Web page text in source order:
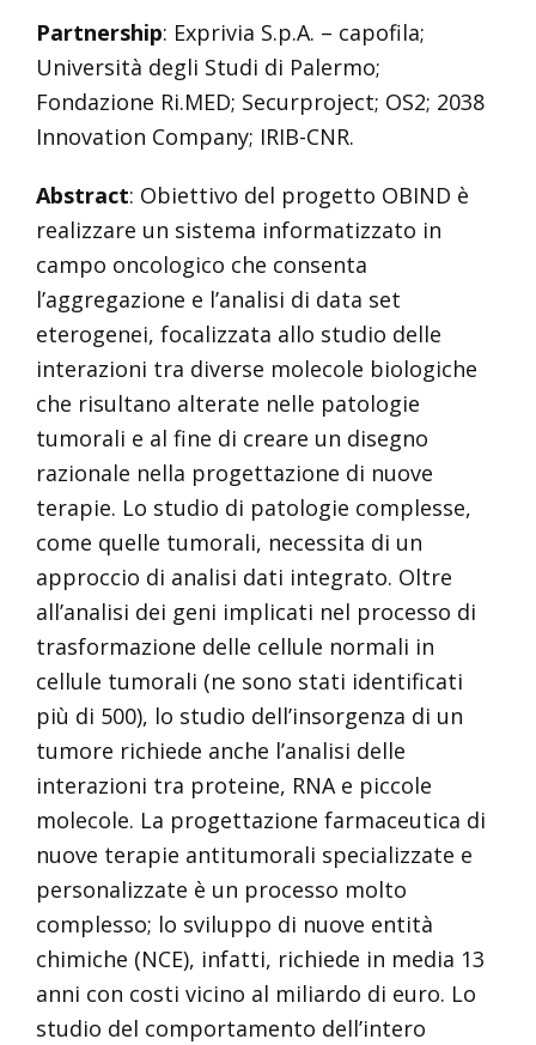
Partnership: Exprivia S.p.A. – capofila;
Università degli Studi di Palermo;
Fondazione Ri.MED; Securproject; OS2; 2038
Innovation Company; IRIB-CNR.
Abstract: Obiettivo del progetto OBIND è
realizzare un sistema informatizzato in
campo oncologico che consenta
l’aggregazione e l’analisi di data set
eterogenei, focalizzata allo studio delle
interazioni tra diverse molecole biologiche
che risultano alterate nelle patologie
tumorali e al fine di creare un disegno
razionale nella progettazione di nuove
terapie. Lo studio di patologie complesse,
come quelle tumorali, necessita di un
approccio di analisi dati integrato. Oltre
all’analisi dei geni implicati nel processo di
trasformazione delle cellule normali in
cellule tumorali (ne sono stati identificati
più di 500), lo studio dell’insorgenza di un
tumore richiede anche l’analisi delle
interazioni tra proteine, RNA e piccole
molecole. La progettazione farmaceutica di
nuove terapie antitumorali specializzate e
personalizzate è un processo molto
complesso; lo sviluppo di nuove entità
chimiche (NCE), infatti, richiede in media 13
anni con costi vicino al miliardo di euro. Lo
studio del comportamento dell’intero